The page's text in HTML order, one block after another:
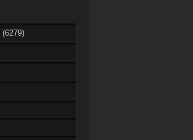
(6279)